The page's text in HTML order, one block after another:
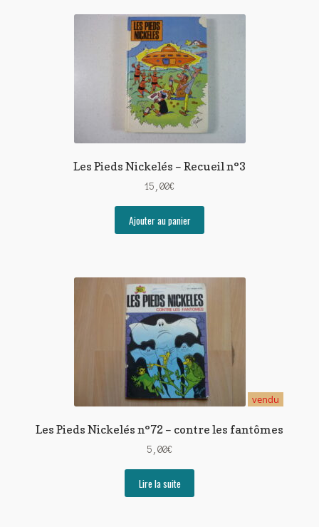
Les Pieds Nickelés – Recueil n°3
15,00€
Ajouter au panier
vendu
Les Pieds Nickelés n°72 – contre les fantômes
5,00€
Lire la suite